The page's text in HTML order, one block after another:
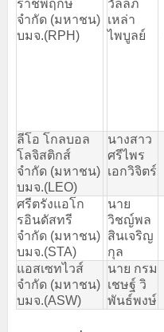
ราชพฤกษ์
จำกัด (มหาชน)
บมจ.(RPH)
วัลลภ
เหล่า
ไพบูลย์
ลีโอ โกลบอล
โลจิสติกส์
จำกัด (มหาชน)
บมจ.(LEO)
นางสาว
ศรีไพร
เอกวิจิตร์
ศรีตรังแอโก
รอินดัสทรี
จำกัด (มหาชน)
บมจ.(STA)
นาย
วิชญ์พล
สินเจริญ
กุล
แอสเซทไวส์
จำกัด (มหาชน)
บมจ.(ASW)
นาย กรม
เชษฐ์ วิ
พันธ์พงษ์